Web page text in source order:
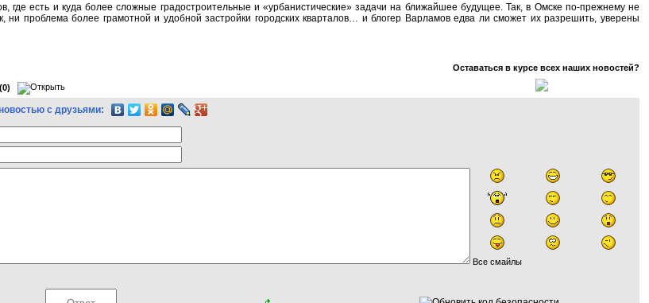
где есть и куда более сложные градостроительные и «урбанистические» задачи на ближайшее будущее. Так, в Омске по-прежнему не
проблема более грамотной и удобной застройки городских кварталов… и блогер Варламов едва ли сможет их разрешить, уверены
Оставаться в курсе всех наших новостей?
(0)
с друзьями:
Все смайлы